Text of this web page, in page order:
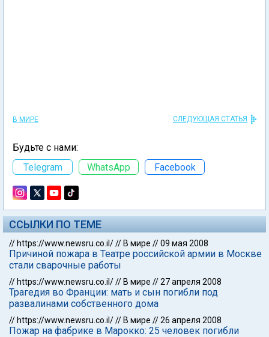
В МИРЕ СЛЕДУЮЩАЯ СТАТЬЯ
Будьте с нами:
Telegram
WhatsApp Facebook
ССЫЛКИ ПО ТЕМЕ
// https://www.newsru.co.il/// В мире //09 мая 2008
Причиной пожара в Театре российской армии в Москве
стали сварочные работы
// https://www.newsru.co.il/// В мире //27 апреля 2008
Трагедия во Франции: мать и сын погибли под
развалинами собственного дома
// https://www.newsru.co.il/// В мире //26 апреля 2008
Пожар на фабрике в Марокко: 25 человек погибли